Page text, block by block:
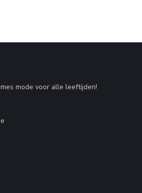
mode voor alle leeftijden!